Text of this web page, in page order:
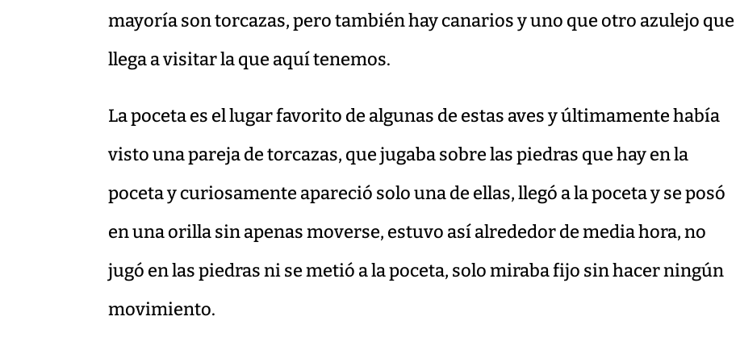
mayoría son torcazas, pero también hay canarios y uno que otro azulejo que
llega a visitar la que aquí tenemos.
La poceta es el lugar favorito de algunas de estas aves y últimamente había
visto una pareja de torcazas, que jugaba sobre las piedras que hay en la
poceta y curiosamente apareció solo una de ellas, llegó a la poceta y se posó
en una orilla sin apenas moverse, estuvo así alrededor de media hora, no
jugó en las piedras ni se metió a la poceta, solo miraba fijo sin hacer ningún
movimiento.